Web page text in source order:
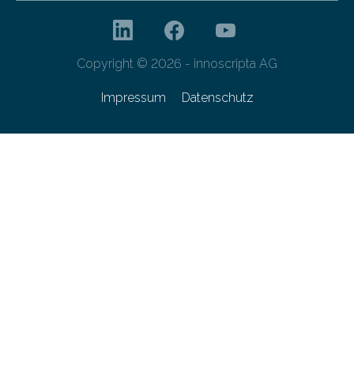
Copyright © 2026 - innoscripta AG
Impressum Datenschutz